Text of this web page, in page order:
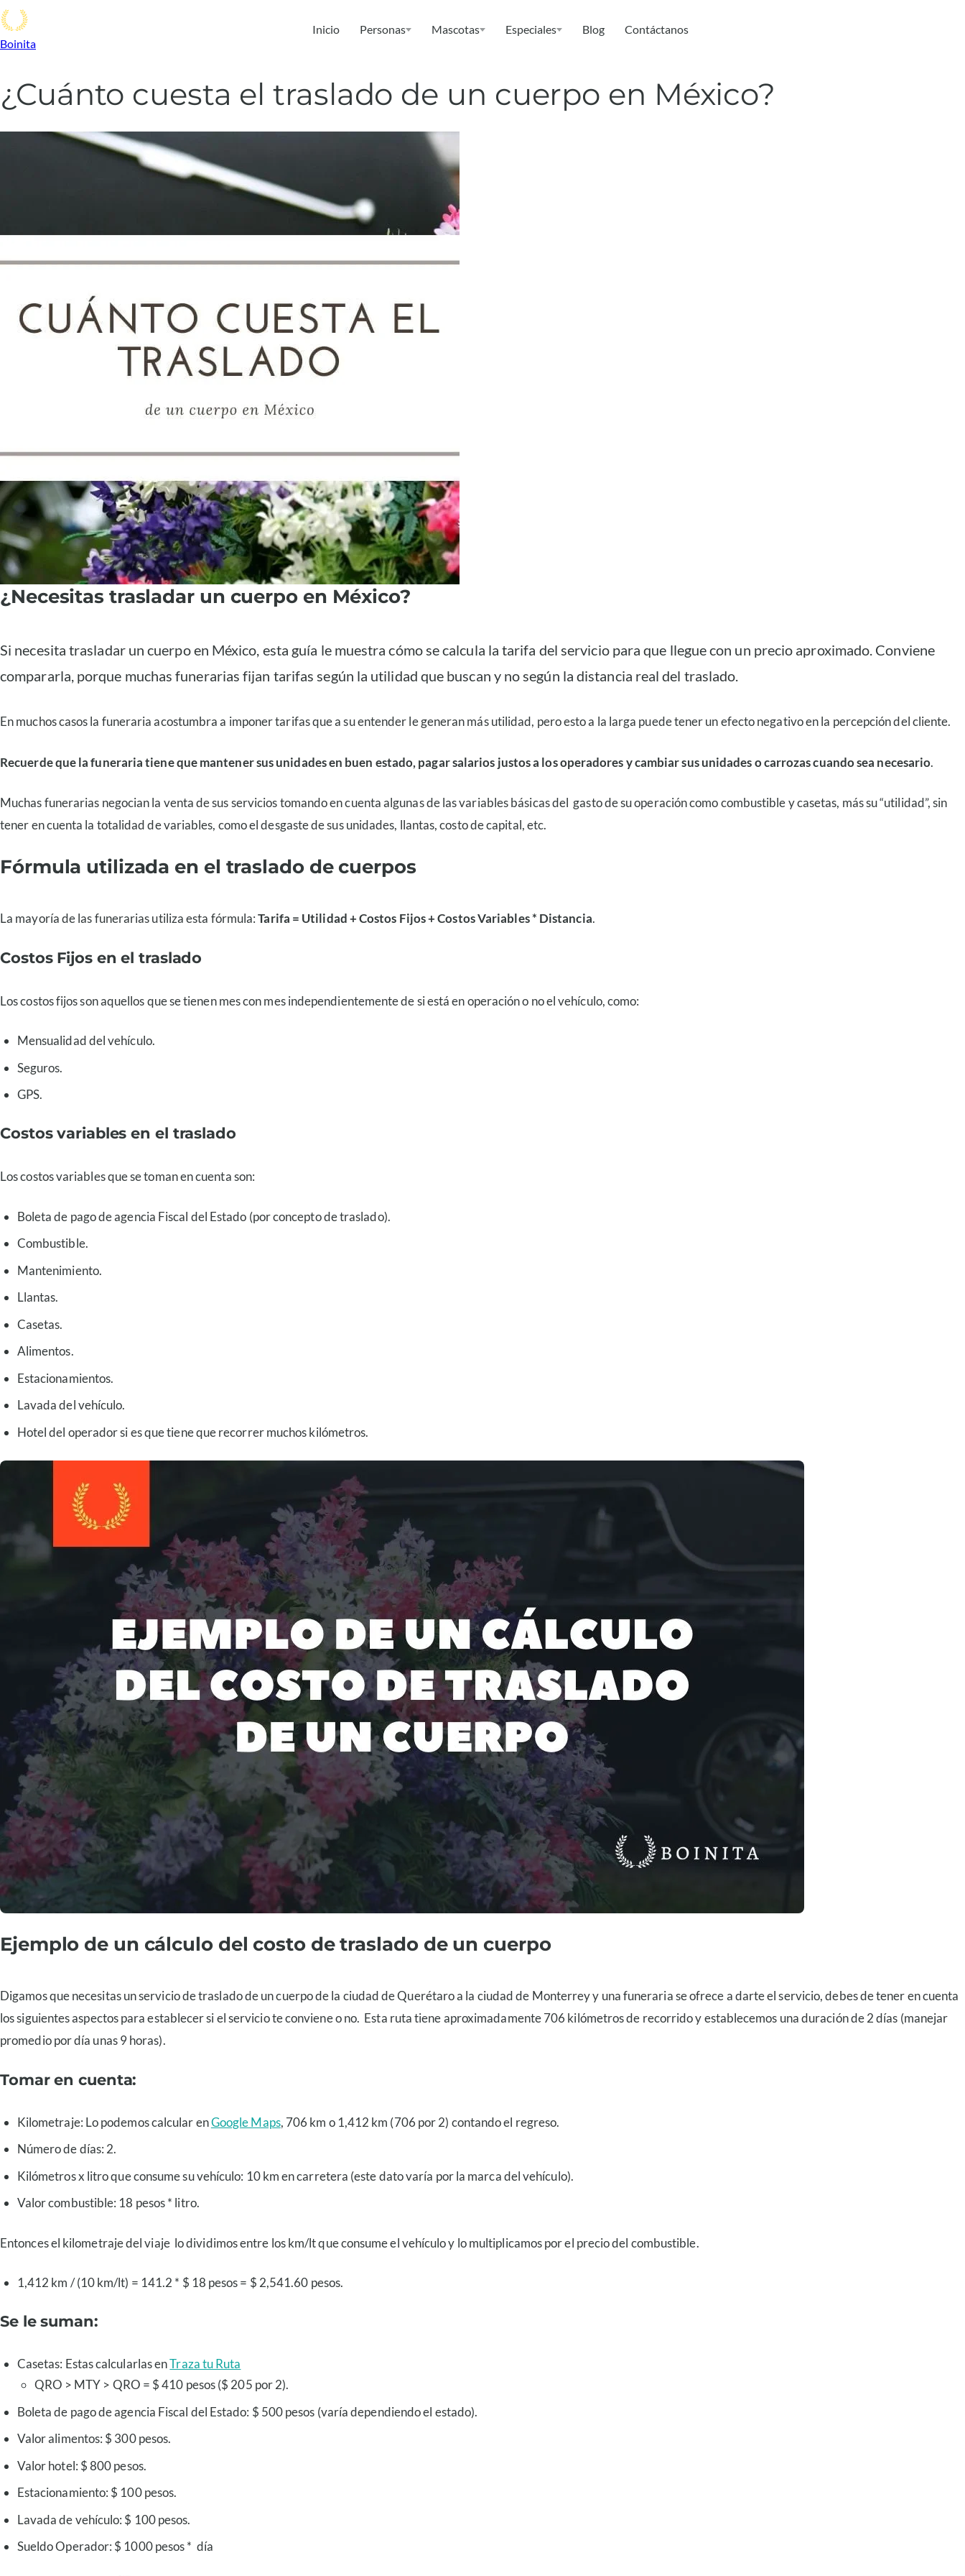
Boinita
Inicio Personas Mascotas Especiales Blog Contáctanos
¿Cuánto cuesta el traslado de un cuerpo en México?
¿Necesitas trasladar un cuerpo en México?
Si necesita trasladar un cuerpo en México, esta guía le muestra cómo se calcula la tarifa del servicio para que llegue con un precio aproximado. Conviene
compararla, porque muchas funerarias fijan tarifas según la utilidad que buscan y no según la distancia real del traslado.
En muchos casos la funeraria acostumbra a imponer tarifas que a su entender le generan más utilidad, pero esto a la larga puede tener un efecto negativo en la percepción del cliente.
Recuerde que la funeraria tiene que mantener sus unidades en buen estado, pagar salarios justos a los operadores y cambiar sus unidades o carrozas cuando sea necesario.
Muchas funerarias negocian la venta de sus servicios tomando en cuenta algunas de las variables básicas del gasto de su operación como combustible y casetas, más su “utilidad”, sin
tener en cuenta la totalidad de variables, como el desgaste de sus unidades, llantas, costo de capital, etc.
Fórmula utilizada en el traslado de cuerpos
La mayoría de las funerarias utiliza esta fórmula:Tarifa = Utilidad + Costos Fijos + Costos Variables * Distancia.
Costos Fijos en el traslado
Los costos fijos son aquellos que se tienen mes con mes independientemente de si está en operación o no el vehículo, como:
Mensualidad del vehículo.
Seguros.
GPS.
Costos variables en el traslado
Los costos variables que se toman en cuenta son:
Boleta de pago de agencia Fiscal del Estado (por concepto de traslado).
Combustible.
Mantenimiento.
Llantas.
Casetas.
Alimentos.
Estacionamientos.
Lavada del vehículo.
Hotel del operador si es que tiene que recorrer muchos kilómetros.
Ejemplo de un cálculo del costo de traslado de un cuerpo
Digamos que necesitas un servicio de traslado de un cuerpo de la ciudad de Querétaro a la ciudad de Monterrey y una funeraria se ofrece a darte el servicio, debes de tener en cuenta
los siguientes aspectos para establecer si el servicio te conviene o no. Esta ruta tiene aproximadamente 706 kilómetros de recorrido y establecemos una duración de 2 días (manejar
promedio por día unas 9 horas).
Tomar en cuenta:
Kilometraje: Lo podemos calcular enGoogle Maps, 706 km o 1,412 km (706 por 2) contando el regreso.
Número de días: 2.
Kilómetros x litro que consume su vehículo: 10 km en carretera (este dato varía por la marca del vehículo).
Valor combustible: 18 pesos * litro.
Entonces el kilometraje del viaje lo dividimos entre los km/lt que consume el vehículo y lo multiplicamos por el precio del combustible.
1,412 km / (10 km/lt) = 141.2 * $ 18 pesos = $ 2,541.60 pesos.
Se le suman:
Casetas: Estas calcularlas enTraza tu Ruta
QRO > MTY > QRO = $ 410 pesos ($ 205 por 2).
Boleta de pago de agencia Fiscal del Estado: $ 500 pesos (varía dependiendo el estado).
Valor alimentos: $ 300 pesos.
Valor hotel: $ 800 pesos.
Estacionamiento: $ 100 pesos.
Lavada de vehículo: $ 100 pesos.
Sueldo Operador: $ 1000 pesos * día